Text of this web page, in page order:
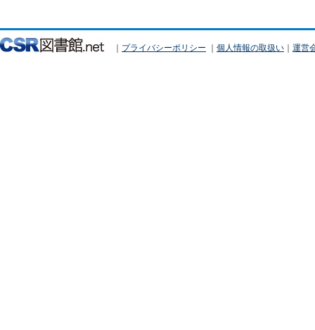
｜ プライバシーポリシー ｜ 個人情報の取扱い ｜ 運営